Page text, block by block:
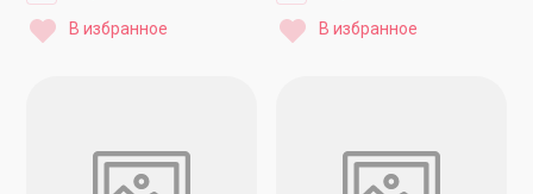
В избранное В избранное